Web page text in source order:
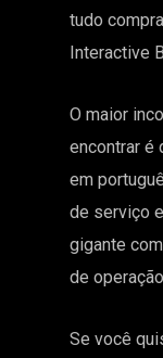
tudo
Interactive
O maior
encontrar é
em
de serviço
gigante
de
Se você